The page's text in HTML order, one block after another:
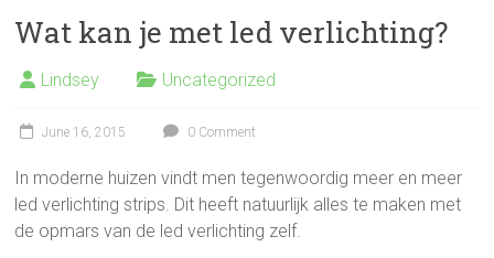
Wat kan je met led verlichting?
Lindsey Uncategorized
June 16, 2015 0 Comment
In moderne huizen vindt men tegenwoordig meer en meer
led verlichting strips. Dit heeft natuurlijk alles te maken met
de opmars van de led verlichting zelf.